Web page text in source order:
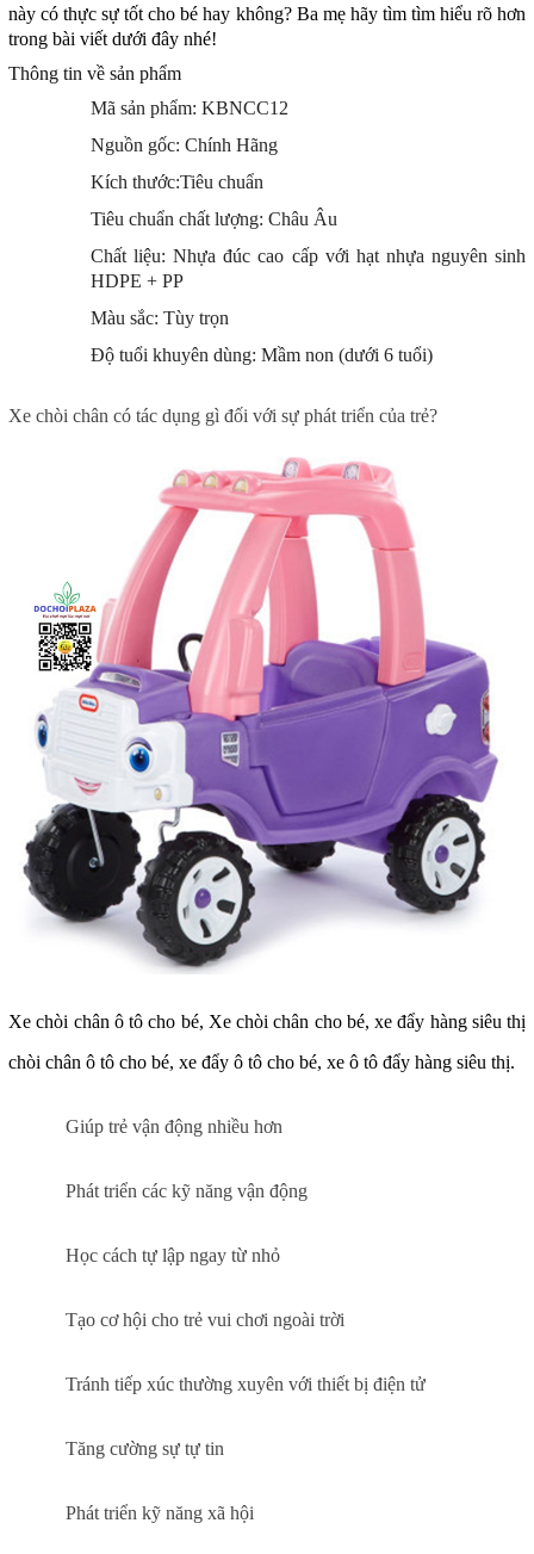
này có thực sự tốt cho bé hay không? Ba mẹ hãy tìm tìm hiểu rõ hơn
trong bài viết dưới đây nhé!
Thông tin về sản phẩm
Mã sản phẩm: KBNCC12
Nguồn gốc: Chính Hãng
Kích thước:Tiêu chuẩn
Tiêu chuẩn chất lượng: Châu Âu
Chất liệu: Nhựa đúc cao cấp với hạt nhựa nguyên sinh
HDPE + PP
Màu sắc: Tùy trọn
Độ tuổi khuyên dùng: Mầm non (dưới 6 tuổi)
Xe chòi chân có tác dụng gì đối với sự phát triển của trẻ?
Xe chòi chân ô tô cho bé, Xe chòi chân cho bé, xe đẩy hàng siêu thị
chòi chân ô tô cho bé, xe đẩy ô tô cho bé, xe ô tô đẩy hàng siêu thị.
Giúp trẻ vận động nhiều hơn
Phát triển các kỹ năng vận động
Học cách tự lập ngay từ nhỏ
Tạo cơ hội cho trẻ vui chơi ngoài trời
Tránh tiếp xúc thường xuyên với thiết bị điện tử
Tăng cường sự tự tin
Phát triển kỹ năng xã hội